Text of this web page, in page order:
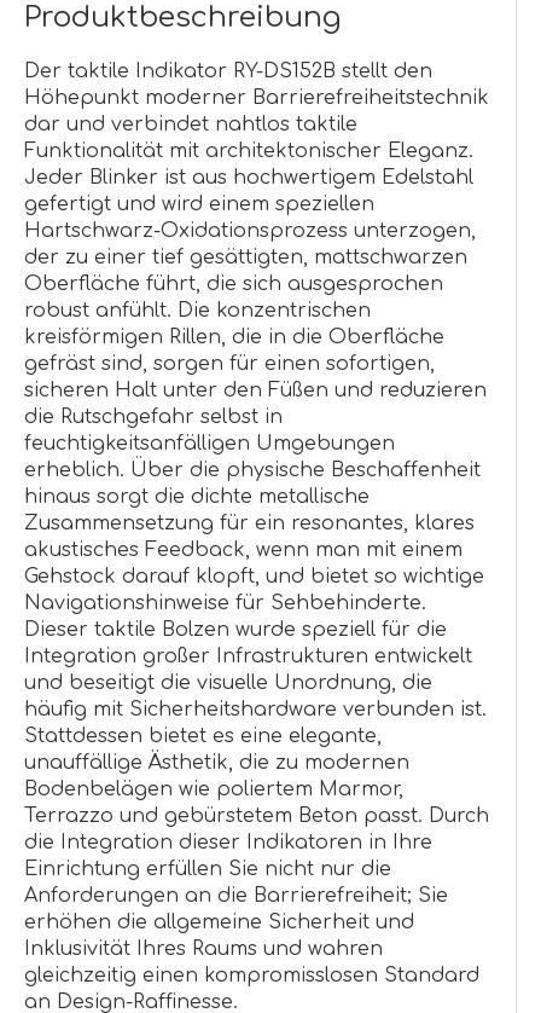
Produktbeschreibung
Der taktile Indikator RY-DS152B stellt den
Höhepunkt moderner Barrierefreiheitstechnik
dar und verbindet nahtlos taktile
Funktionalität mit architektonischer Eleganz.
Jeder Blinker ist aus hochwertigem Edelstahl
gefertigt und wird einem speziellen
Hartschwarz-Oxidationsprozess unterzogen,
der zu einer tief gesättigten, mattschwarzen
Oberfläche führt, die sich ausgesprochen
robust anfühlt. Die konzentrischen
kreisförmigen Rillen, die in die Oberfläche
gefräst sind, sorgen für einen sofortigen,
sicheren Halt unter den Füßen und reduzieren
die Rutschgefahr selbst in
feuchtigkeitsanfälligen Umgebungen
erheblich. Über die physische Beschaffenheit
hinaus sorgt die dichte metallische
Zusammensetzung für ein resonantes, klares
akustisches Feedback, wenn man mit einem
Gehstock darauf klopft, und bietet so wichtige
Navigationshinweise für Sehbehinderte.
Dieser taktile Bolzen wurde speziell für die
Integration großer Infrastrukturen entwickelt
und beseitigt die visuelle Unordnung, die
häufig mit Sicherheitshardware verbunden ist.
Stattdessen bietet es eine elegante,
unauffällige Ästhetik, die zu modernen
Bodenbelägen wie poliertem Marmor,
Terrazzo und gebürstetem Beton passt. Durch
die Integration dieser Indikatoren in Ihre
Einrichtung erfüllen Sie nicht nur die
Anforderungen an die Barrierefreiheit; Sie
erhöhen die allgemeine Sicherheit und
Inklusivität Ihres Raums und wahren
gleichzeitig einen kompromisslosen Standard
an Design-Raffinesse.